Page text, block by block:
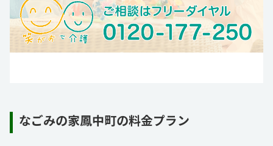
なごみの家鳳中町の料金プラン